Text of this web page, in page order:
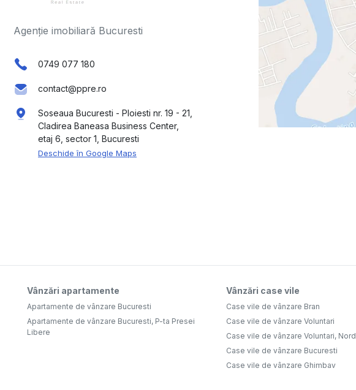
Agenție imobiliară Bucuresti
0749 077 180
contact@ppre.ro
Soseaua Bucuresti - Ploiesti nr. 19 - 21,
Cladirea Baneasa Business Center,
etaj 6, sector 1, Bucuresti
Deschide în Google Maps
Vânzări apartamente
Apartamente de vânzare Bucuresti
Apartamente de vânzare Bucuresti, P-ta Presei
Libere
Vânzări case vile
Case vile de vânzare Bran
Case vile de vânzare Voluntari
Case vile de vânzare Voluntari, Nord
Case vile de vânzare Bucuresti
Case vile de vânzare Ghimbav